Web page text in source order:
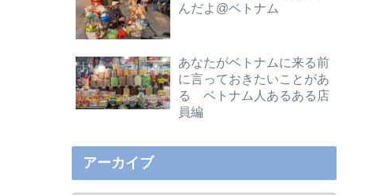
んだよ@ベトナム
あなたがベトナムに来る前
に言っておきたいことがあ
る ベトナム人あるある店
員編
アーカイブ